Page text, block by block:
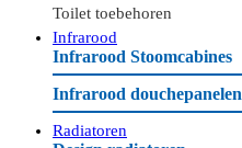
Toilet toebehoren
Infrarood
Infrarood Stoomcabines
Infrarood douchepanelen
Radiatoren